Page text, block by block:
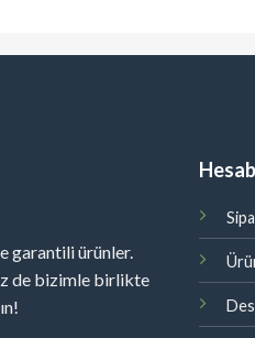
garantili ürünler.
de bizimle birlikte